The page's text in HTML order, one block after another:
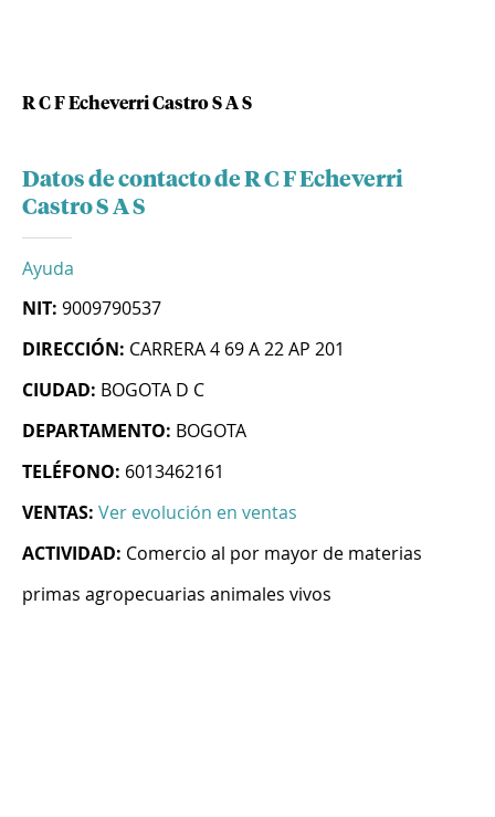
R C F Echeverri Castro S A S
Datos de contacto de R C F Echeverri
Castro S A S
Ayuda
NIT: 9009790537
DIRECCIÓN: CARRERA 4 69 A 22 AP 201
CIUDAD: BOGOTA D C
DEPARTAMENTO: BOGOTA
TELÉFONO: 6013462161
VENTAS: Ver evolución en ventas
ACTIVIDAD: Comercio al por mayor de materias
primas agropecuarias animales vivos